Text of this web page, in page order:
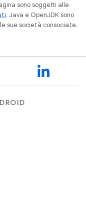
sono soggetti alle
. Java e OpenJDK sono
sue società consociate.